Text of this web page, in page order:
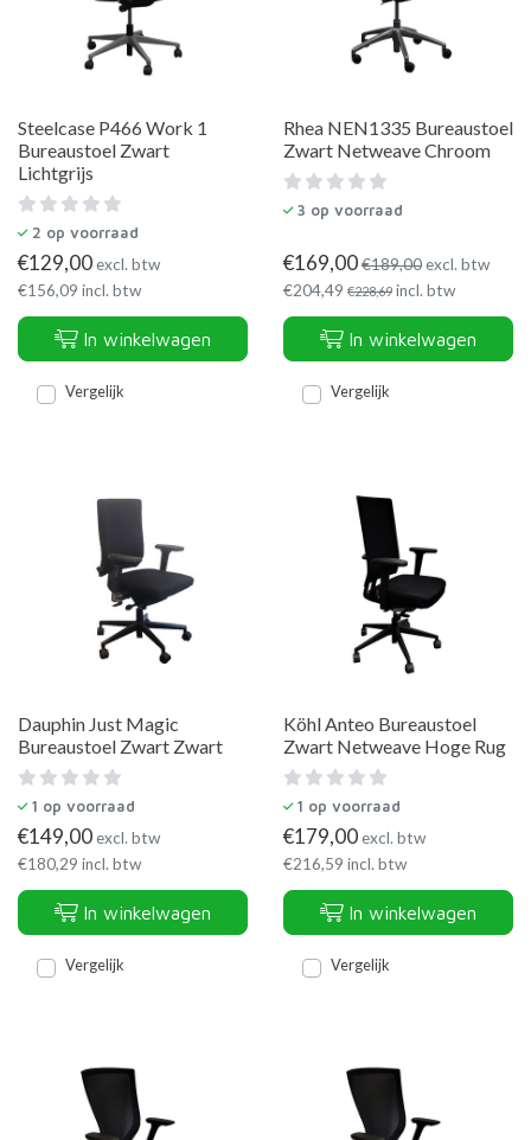
Steelcase P466 Work 1
Bureaustoel Zwart
Lichtgrijs
2 op voorraad
€129,00excl. btw
€156,09 incl. btw
In winkelwagen
Vergelijk
Rhea NEN1335 Bureaustoel
Zwart Netweave Chroom
3 op voorraad
€169,00€189,00excl. btw
€204,49 €228,69 incl. btw
In winkelwagen
Vergelijk
Dauphin Just Magic
Bureaustoel Zwart Zwart
1 op voorraad
€149,00excl. btw
€180,29 incl. btw
In winkelwagen
Vergelijk
Köhl Anteo Bureaustoel
Zwart Netweave Hoge Rug
1 op voorraad
€179,00excl. btw
€216,59 incl. btw
In winkelwagen
Vergelijk